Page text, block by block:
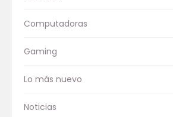
Computadoras
Gaming
Lo más nuevo
Noticias